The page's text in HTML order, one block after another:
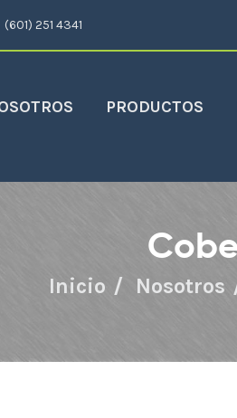
(601) 251 4341
PRODUCTOS
Inicio Nosotros